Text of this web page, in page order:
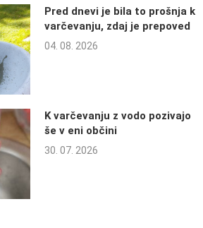
Pred dnevi je bila to prošnja k
varčevanju, zdaj je prepoved
04. 08. 2026
K varčevanju z vodo pozivajo
še v eni občini
30. 07. 2026